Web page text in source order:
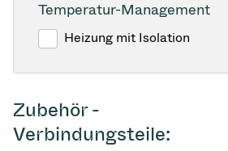
Temperatur-Management
Heizung mit Isolation
Zubehör -
Verbindungsteile: